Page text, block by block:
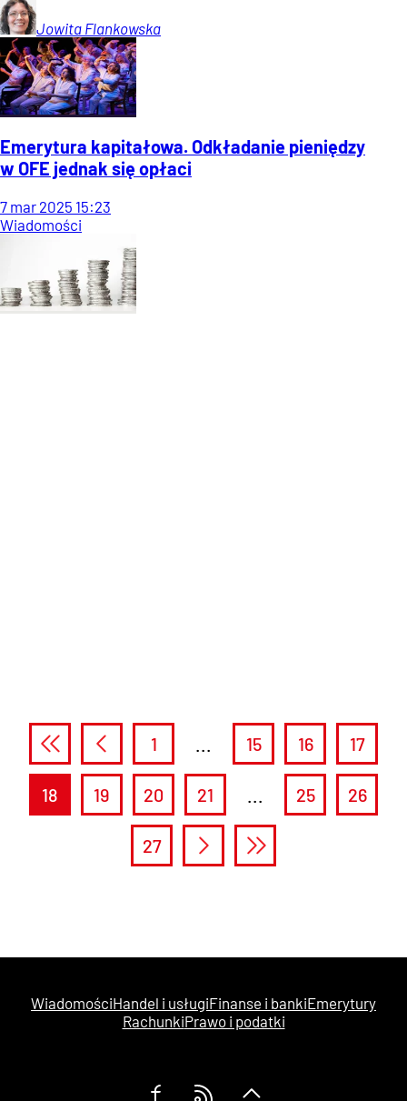
Jowita Flankowska
Emerytura kapitałowa. Odkładanie pieniędzy
w OFE jednak się opłaci
7 mar 2025 15:23
Wiadomości
1 ... 15 16 17
18 19 20 21 ... 25 26
27
WiadomościHandel i usługiFinanse i bankiEmerytury
RachunkiPrawo i podatki